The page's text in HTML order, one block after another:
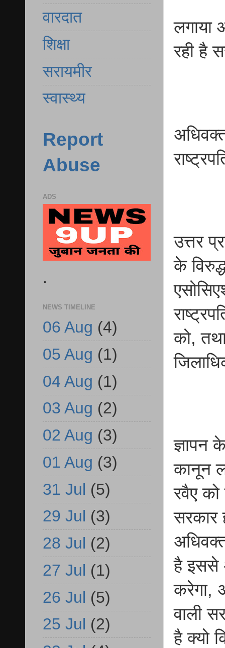
लगाया
रही है
उत्तर
के
को,
ज्ञापन
कानून
रवैए
सरकार
है इससे
करेगा,
वाली
है क्यो
वारदात
शिक्षा
सरायमीर
स्वास्थ्य
Report
Abuse
ADS
.
NEWS TIMELINE
06 Aug (4)
05 Aug (1)
04 Aug (1)
03 Aug (2)
02 Aug (3)
01 Aug (3)
31 Jul (5)
29 Jul (3)
28 Jul (2)
27 Jul (1)
26 Jul (5)
25 Jul (2)